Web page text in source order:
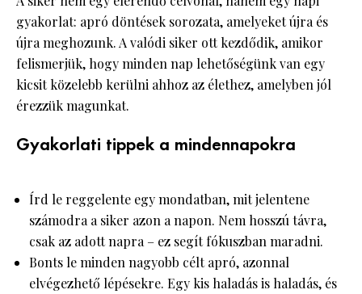
gyakorlat: apró döntések sorozata, amelyeket újra és
újra meghozunk. A valódi siker ott kezdődik, amikor
felismerjük, hogy minden nap lehetőségünk van egy
kicsit közelebb kerülni ahhoz az élethez, amelyben jól
érezzük magunkat.
Gyakorlati tippek a mindennapokra
Írd le reggelente egy mondatban, mit jelentene
számodra a siker azon a napon. Nem hosszú távra,
csak az adott napra – ez segít fókuszban maradni.
Bonts le minden nagyobb célt apró, azonnal
elvégezhető lépésekre. Egy kis haladás is haladás, és